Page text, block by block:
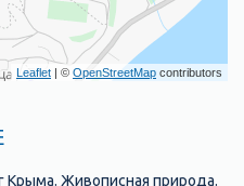
Leaflet | © OpenStreetMap contributors
Живописная природа.